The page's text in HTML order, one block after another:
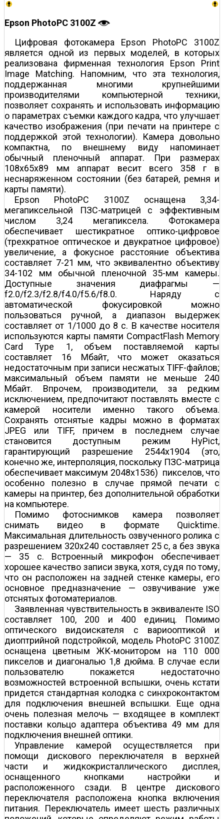
Epson PhotoPC 3100Z
Цифровая фотокамера Epson PhotoPC 3100Z
является одной из первых моделей, в которых
реализована фирменная технология Epson Print
Image Matching. Напомним, что эта технология,
поддержанная многими крупнейшими
производителями компьютерной техники,
позволяет сохранять и использовать информацию
о параметрах съемки каждого кадра, что улучшает
качество изображения (при печати на принтере с
поддержкой этой технологии). Камера довольно
компактна, по внешнему виду напоминает
обычный пленочный аппарат. При размерах
108x65x89 мм аппарат весит всего 358 г в
неснаряженном состоянии (без батарей, ремня и
карты памяти).
Epson PhotoPC 3100Z оснащена 3,34-
мегапиксельной ПЗС-матрицей с эффективным
числом 3,24 мегапиксела. Фотокамера
обеспечивает шестикратное оптико-цифровое
(трехкратное оптическое и двукратное цифровое)
увеличение, а фокусное расстояние объектива
составляет 7-21 мм, что эквивалентно объективу
34-102 мм обычной пленочной 35-мм камеры.
Доступные значения диафрагмы —
f2.0/f2.3/f2.8/f4.0/f5.6/f8.0. Наряду с
автоматической фокусировкой можно
пользоваться ручной, а диапазон выдержек
составляет от 1/1000 до 8 с. В качестве носителя
используются карты памяти CompactFlash Memory
Card Type 1, объем поставляемой карты
составляет 16 Мбайт, что может оказаться
недостаточным при записи несжатых TIFF-файлов;
максимальный объем памяти не меньше 240
Мбайт. Впрочем, производители, за редким
исключением, предпочитают поставлять вместе с
камерой носители именно такого объема.
Сохранять отснятые кадры можно в форматах
JPEG или TIFF, причем в последнем случае
становится доступным режим HyPict,
гарантирующий разрешение 2544x1904 (это,
конечно же, интерполяция, поскольку ПЗС-матрица
обеспечивает максимум 2048x1536) пикселов, что
особенно полезно в случае прямой печати с
камеры на принтер, без дополнительной обработки
на компьютере.
Помимо фотоснимков камера позволяет
снимать видео в формате Quicktime.
Максимальная длительность озвученного ролика с
разрешением 320x240 составляет 25 с, а без звука
— 35 с. Встроенный микрофон обеспечивает
хорошее качество записи звука, хотя, судя по тому,
что он расположен на задней стенке камеры, его
основное предназначение — озвучивание уже
отснятых фотоматериалов.
Заявленная чувствительность в эквиваленте ISO
составляет 100, 200 и 400 единиц. Помимо
оптического видоискателя с вариооптикой и
диоптрийной подстройкой, модель PhotoPC 3100Z
оснащена цветным ЖК-монитором на 110 000
пикселов и диагональю 1,8 дюйма. В случае если
пользователю покажется недостаточно
возможностей встроенной вспышки, очень кстати
придется стандартная колодка с синхроконтактом
для подключения внешней вспышки. Еще одна
очень полезная мелочь — входящее в комплект
поставки кольцо адаптера объектива 49 мм для
подключения внешней оптики.
Управление камерой осуществляется при
помощи дискового переключателя в верхней
части и жидкокристаллического дисплея,
оснащенного кнопками настройки и
расположенного сзади. В центре дискового
переключателя расположена кнопка включения
питания. Переключатель имеет шесть различных